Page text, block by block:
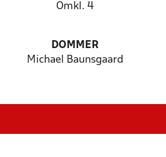
Omkl. 4
DOMMER
Michael Baunsgaard